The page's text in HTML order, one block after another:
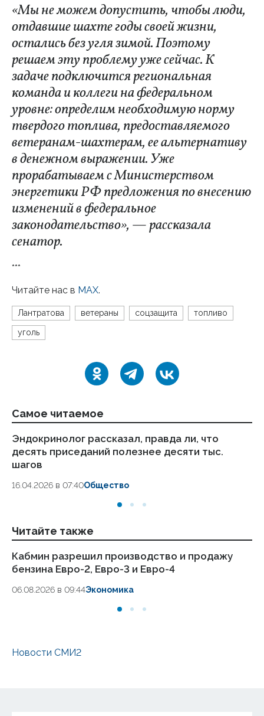
«Мы не можем допустить, чтобы люди,
отдавшие шахте годы своей жизни,
остались без угля зимой. Поэтому
решаем эту проблему уже сейчас. К
задаче подключится региональная
команда и коллеги на федеральном
уровне: определим необходимую норму
твердого топлива, предоставляемого
ветеранам-шахтерам, ее альтернативу
в денежном выражении. Уже
прорабатываем с Министерством
энергетики РФ предложения по внесению
изменений в федеральное
законодательство», — рассказала
сенатор.
***
Читайте нас в MAX.
Лантратова ветераны соцзащита топливо
уголь
Самое читаемое
Эндокринолог рассказал, правда ли, что
десять приседаний полезнее десяти тыс.
шагов
16.04.2026 в 07:40Общество
Читайте также
Кабмин разрешил производство и продажу
бензина Евро-2, Евро-3 и Евро-4
06.08.2026 в 09:44Экономика
Новости СМИ2